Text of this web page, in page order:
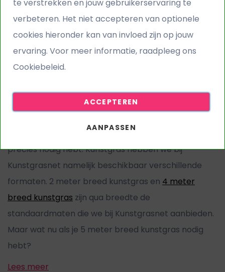
te verstrekken en jouw gebruikerservaring te
verbeteren. Het niet accepteren van optionele
cookies hieronder kan van invloed zijn op jouw
ervaring. Voor meer informatie, raadpleeg ons
Cookiebeleid.
ACCEPTEREN
AANPASSEN
1 mei 2022
van tevoren op te meten hoeveel kunstgras je
precies nodig hebt. Kunstgras hebben we bij
Kunstgrasnet namelijk beschikbaar verschillende
formaten. 2 meter breed kunstgras en 4 meter
breed kunstgras zijn qua breedte de
standaardmaten die we bij Kunstgrasnet aanbieden.
Maar wat nu als je 5 meter breed kunstgras nodig
hebt?
Lees meer